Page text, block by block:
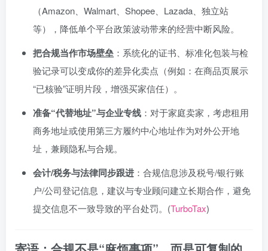
（Amazon、Walmart、Shopee、Lazada、独立站
等），降低单个平台政策波动带来的经营中断风险。
把合规当作市场壁垒 ：系统化的证书、标准化包装与检
验记录可以变成你的差异化卖点（例如：在商品页展示
“已核验”证明片段，增强买家信任）。
准备“代替地址”与企业专线 ：对于家庭卖家，考虑租用
商务地址或使用第三方履约中心地址作为对外公开地
址，兼顾隐私与合规。
会计/税务与法律同步跟进 ：合规信息涉及税号/银行账
户/公司登记信息，建议与专业顾问建立长期合作，避免
提交信息不一致导致的平台处罚。(TurboTax)